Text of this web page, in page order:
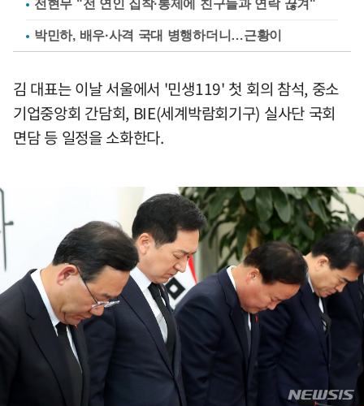
전현무 "전 연인 집착·통제에 친구들과 연락 끊겨"
박민하, 배우·사격 국대 병행하더니…근황이
김 대표는 이날 서울에서 '민생119' 첫 회의 참석, 중소
기업중앙회 간담회, BIE(세계박람회기구) 실사단 국회
면담 등 일정을 소화한다.